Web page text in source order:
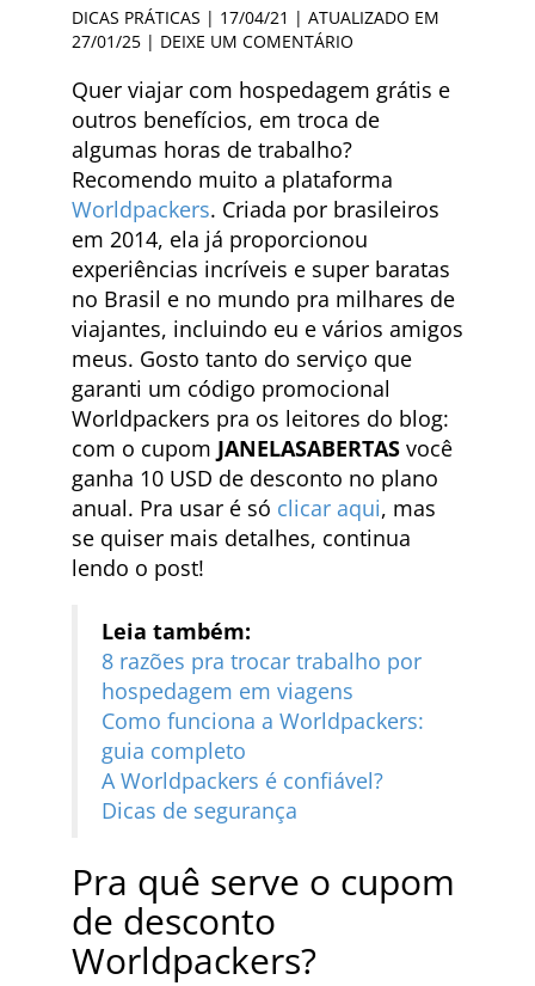
DICAS PRÁTICAS | 17/04/21 | ATUALIZADO EM
27/01/25 | DEIXE UM COMENTÁRIO
Quer viajar com hospedagem grátis e
outros benefícios, em troca de
algumas horas de trabalho?
Recomendo muito a plataforma
Worldpackers. Criada por brasileiros
em 2014, ela já proporcionou
experiências incríveis e super baratas
no Brasil e no mundo pra milhares de
viajantes, incluindo eu e vários amigos
meus. Gosto tanto do serviço que
garanti um código promocional
Worldpackers pra os leitores do blog:
com o cupom JANELASABERTAS você
ganha 10 USD de desconto no plano
anual. Pra usar é só clicar aqui, mas
se quiser mais detalhes, continua
lendo o post!
Leia também:
8 razões pra trocar trabalho por
hospedagem em viagens
Como funciona a Worldpackers:
guia completo
A Worldpackers é confiável?
Dicas de segurança
Pra quê serve o cupom
de desconto
Worldpackers?